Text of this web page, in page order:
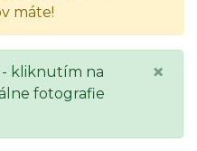
máte!
- kliknutím na
fotografie
×